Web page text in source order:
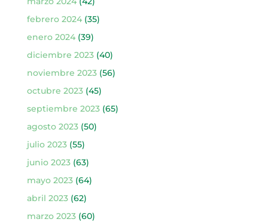
febrero 2024(35)
enero 2024(39)
diciembre 2023(40)
noviembre 2023(56)
octubre 2023(45)
septiembre 2023(65)
agosto 2023(50)
julio 2023(55)
junio 2023(63)
mayo 2023(64)
abril 2023(62)
marzo 2023(60)